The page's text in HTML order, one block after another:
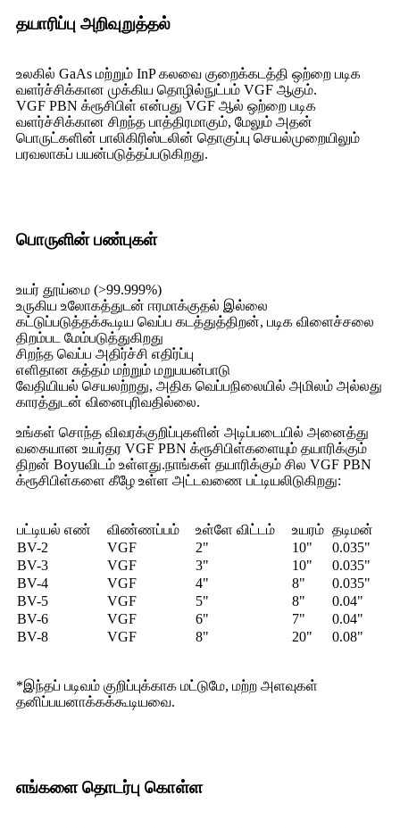
தயாரிப்பு அறிவுறுத்தல்
உலகில் GaAs மற்றும் InP கலவை குறைக்கடத்தி ஒற்றை படிக
வளர்ச்சிக்கான முக்கிய தொழில்நுட்பம் VGF ஆகும்.
VGF PBN க்ரூசிபிள் என்பது VGF ஆல் ஒற்றை படிக
வளர்ச்சிக்கான சிறந்த பாத்திரமாகும், மேலும் அதன்
பொருட்களின் பாலிகிரிஸ்டலின் தொகுப்பு செயல்முறையிலும்
பரவலாகப் பயன்படுத்தப்படுகிறது.
பொருளின் பண்புகள்
உயர் தூய்மை (>99.999%)
உருகிய உலோகத்துடன் ஈரமாக்குதல் இல்லை
கட்டுப்படுத்தக்கூடிய வெப்ப கடத்துத்திறன், படிக விளைச்சலை
திறம்பட மேம்படுத்துகிறது
சிறந்த வெப்ப அதிர்ச்சி எதிர்ப்பு
எளிதான சுத்தம் மற்றும் மறுபயன்பாடு
வேதியியல் செயலற்றது, அதிக வெப்பநிலையில் அமிலம் அல்லது
காரத்துடன் வினைபுரிவதில்லை.
உங்கள் சொந்த விவரக்குறிப்புகளின் அடிப்படையில் அனைத்து
வகையான உயர்தர VGF PBN க்ரூசிபிள்களையும் தயாரிக்கும்
திறன் Boyuவிடம் உள்ளது.நாங்கள் தயாரிக்கும் சில VGF PBN
க்ரூசிபிள்களை கீழே உள்ள அட்டவணை பட்டியலிடுகிறது:
பட்டியல் எண் விண்ணப்பம் உள்ளே விட்டம் உயரம் தடிமன்
BV-2
VGF 2" 10"
0.035"
BV-3
VGF 3" 10"
0.035"
BV-4
VGF 4" 8"
0.035"
BV-5
VGF 5" 8"
0.04"
BV-6
VGF 6" 7"
0.04"
BV-8
VGF 8" 20" 0.08"
*இந்தப் படிவம் குறிப்புக்காக மட்டுமே, மற்ற அளவுகள்
தனிப்பயனாக்கக்கூடியவை.
எங்களை தொடர்பு கொள்ள